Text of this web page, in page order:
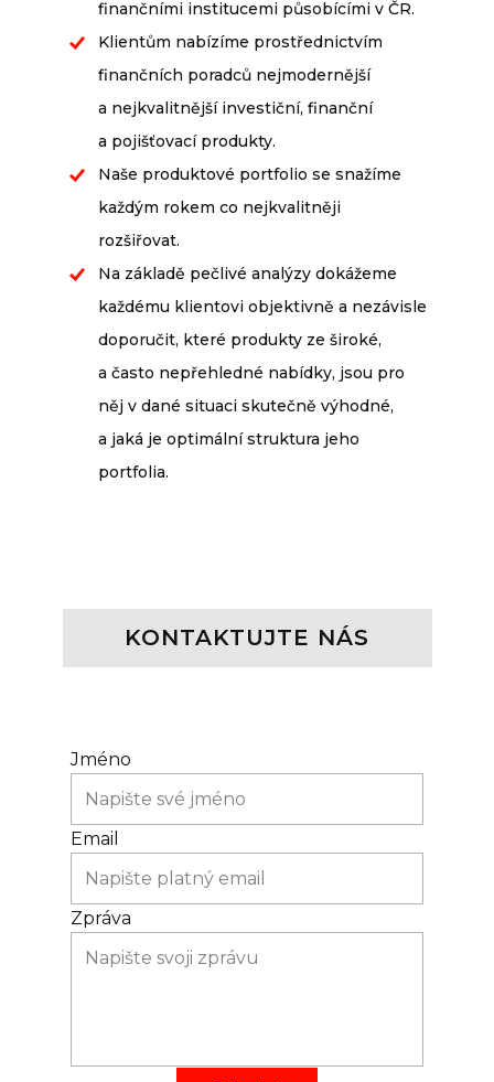
finančními institucemi působícími v ČR.
Klientům nabízíme prostřednictvím
finančních poradců nejmodernější
a nejkvalitnější investiční, finanční
a pojišťovací produkty.
Naše produktové portfolio se snažíme
každým rokem co nejkvalitněji
rozšiřovat.
Na základě pečlivé analýzy dokážeme
každému klientovi objektivně a nezávisle
doporučit, které produkty ze široké,
a často nepřehledné nabídky, jsou pro
něj v dané situaci skutečně výhodné,
a jaká je optimální struktura jeho
portfolia.
KONTAKTUJTE NÁS
Jméno
Email
Zpráva